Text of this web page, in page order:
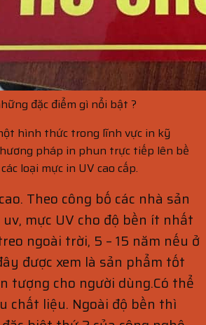
đặc điểm gì nổi bật ?
hình thức trong lĩnh vực in kỹ
pháp in phun trực tiếp lên bề
loại mực in UV cao cấp.
Theo công bố các nhà sản
mực UV cho độ bền ít nhất
ngoài trời, 5 – 15 năm nếu ở
được xem là sản phẩm tốt
tượng cho người dùng.Có thể
chất liệu. Ngoài độ bền thì